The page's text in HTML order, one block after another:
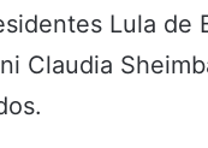
Lula de
Claudia